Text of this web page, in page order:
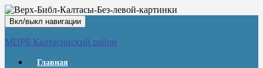
Вкл/выкл навигации
МЦРБ Калтасинский район
Главная